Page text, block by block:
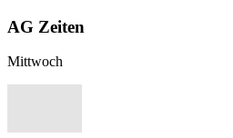
AG Zeiten
Mittwoch